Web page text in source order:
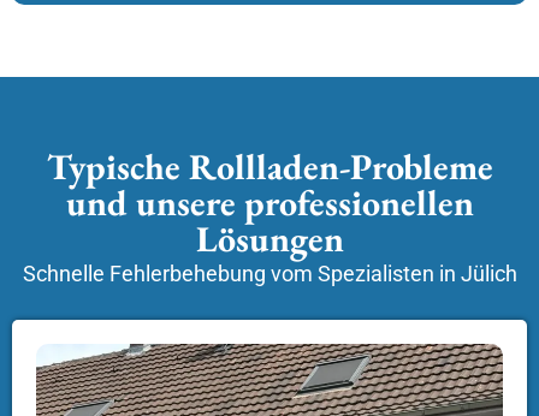
Typische Rollladen-Probleme
und unsere professionellen
Lösungen
Schnelle Fehlerbehebung vom Spezialisten in Jülich